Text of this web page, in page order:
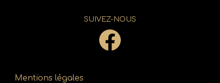
SUIVEZ-NOUS
Mentions légales